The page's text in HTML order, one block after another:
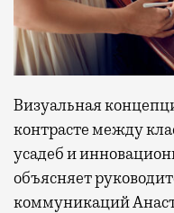
Визуальная
контрасте между
усадеб и
объясняет
коммуникаций